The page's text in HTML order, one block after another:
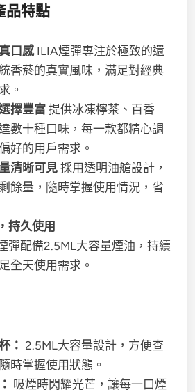
品特點
口感ILIA煙彈專注於極致的還
香菸的真實風味，滿足對經典
。
擇豐富 提供冰凍檸茶、百香
數十種口味，每一款都精心調
好的用戶需求。
清晰可見採用透明油艙設計，
餘量，隨時掌握使用情況，省
持久使用
彈配備2.5ML大容量煙油，持續
全天使用需求。
： 2.5ML大容量設計，方便查
時掌握使用狀態。
吸煙時閃耀光芒，讓每一口煙